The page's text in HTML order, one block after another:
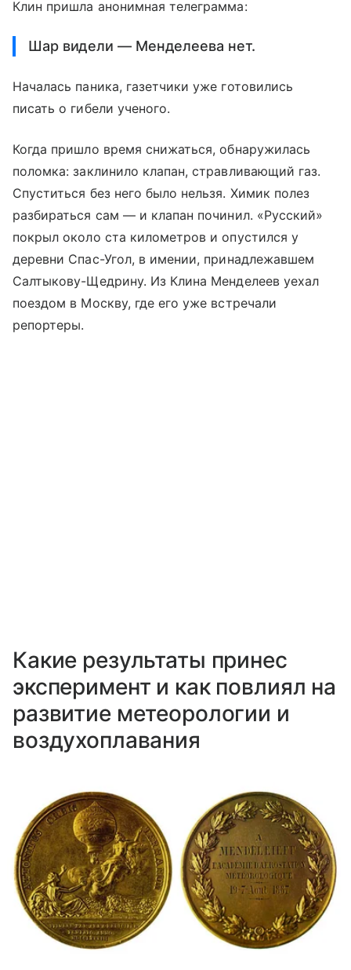
Клин пришла анонимная телеграмма:
Шар видели — Менделеева нет.
Началась паника, газетчики уже готовились
писать о гибели ученого.
Когда пришло время снижаться, обнаружилась
поломка: заклинило клапан, стравливающий газ.
Спуститься без него было нельзя. Химик полез
разбираться сам — и клапан починил. «Русский»
покрыл около ста километров и опустился у
деревни Спас-Угол, в имении, принадлежавшем
Салтыкову-Щедрину. Из Клина Менделеев уехал
поездом в Москву, где его уже встречали
репортеры.
Какие результаты принес
эксперимент и как повлиял на
развитие метеорологии и
воздухоплавания